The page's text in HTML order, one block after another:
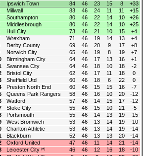
Ipswich Town 84 46 23 15 8
+33
Millwall 83 46 24 11 11
+15
Southampton 80 46 22 14 10
+26
Middlesbrough 80 46 22 14 10
+25
Hull City 73 46 21 10 15
+4
Wrexham 71 46 19 14 13
+4
Derby County 69 46 20 9 17
+8
Norwich City 65 46 19 8 19
+7
Birmingham City 64 46 17 13 16
+1
Swansea City 64 46 18 10 18
-2
Bristol City 62 46 17 11 18
0
Sheffield Utd 60 46 18 6 22
0
Preston North End 60 46 15 15 16
-7
Queens Park Rangers 58 46 16 10 20
-12
Watford 57 46 14 15 17
-12
Stoke City 55 46 15 10 21
-5
Portsmouth 55 46 14 13 19
-15
West Bromwich 53 46 13 14 19
-10
Charlton Athletic 53 46 13 14 19
-14
Blackburn 52 46 13 13 20
-14
Oxford United 47 46 11 14 21
-14
Leicester City (*) 46 46 12 16 18
-10